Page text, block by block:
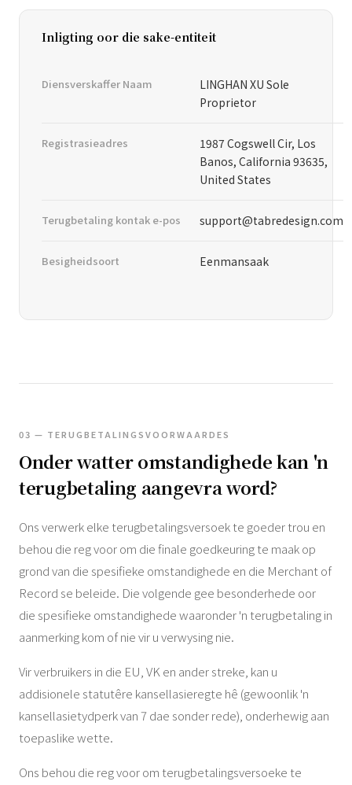
Inligting oor die sake-entiteit
Diensverskaffer Naam
LINGHAN XU Sole
Proprietor
Registrasieadres
1987 Cogswell Cir, Los
Banos, California 93635,
United States
Terugbetaling kontak e-pos support@tabredesign.com
Besigheidsoort Eenmansaak
03 — TERUGBETALINGSVOORWAARDES
Onder watter omstandighede kan 'n
terugbetaling aangevra word?
Ons verwerk elke terugbetalingsversoek te goeder trou en
behou die reg voor om die finale goedkeuring te maak op
grond van die spesifieke omstandighede en die Merchant of
Record se beleide. Die volgende gee besonderhede oor
die spesifieke omstandighede waaronder 'n terugbetaling in
aanmerking kom of nie vir u verwysing nie.
Vir verbruikers in die EU, VK en ander streke, kan u
addisionele statutêre kansellasieregte hê (gewoonlik 'n
kansellasietydperk van 7 dae sonder rede), onderhewig aan
toepaslike wette.
Ons behou die reg voor om terugbetalingsversoeke te